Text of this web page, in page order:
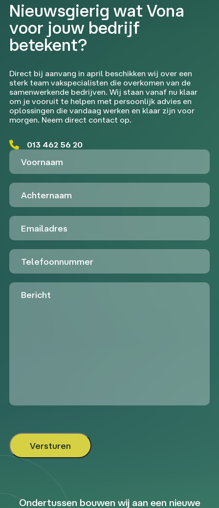
Nieuwsgierig wat Vona
voor jouw bedrijf
betekent?
Direct bij aanvang in april beschikken wij over een
sterk team vakspecialisten die overkomen van de
samenwerkende bedrijven. Wij staan vanaf nu klaar
om je vooruit te helpen met persoonlijk advies en
oplossingen die vandaag werken en klaar zijn voor
morgen. Neem direct contact op.
013 462 56 20
Voornaam
Achternaam
Emailadres
Telefoon
Untitled
Ondertussen bouwen wij aan een nieuwe